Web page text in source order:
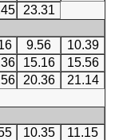
23.31
9.56
10.39
15.16
15.56
20.36
21.14
10.35
11.15